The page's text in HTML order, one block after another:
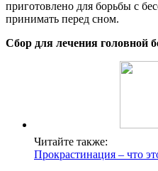
приготовлено для борьбы с
принимать перед сном.
Сбор для лечения головной
Читайте также:
Прокрастинация – что